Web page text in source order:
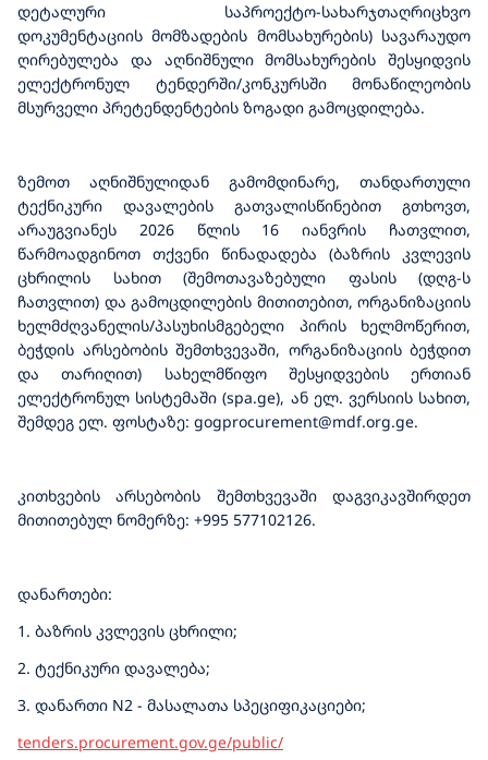
დეტალური საპროექტო-სახარჯთაღრიცხვო
დოკუმენტაციის მომზადების მომსახურების) სავარაუდო
ღირებულება და აღნიშნული მომსახურების შესყიდვის
ელექტრონულ ტენდერში/კონკურსში მონაწილეობის
მსურველი პრეტენდენტების ზოგადი გამოცდილება.
ზემოთ აღნიშნულიდან გამომდინარე, თანდართული
ტექნიკური დავალების გათვალისწინებით გთხოვთ,
არაუგვიანეს 2026 წლის 16 იანვრის ჩათვლით,
წარმოადგინოთ თქვენი წინადადება (ბაზრის კვლევის
ცხრილის სახით (შემოთავაზებული ფასის (დღგ-ს
ჩათვლით) და გამოცდილების მითითებით, ორგანიზაციის
ხელმძღვანელის/პასუხისმგებელი პირის ხელმოწერით,
ბეჭდის არსებობის შემთხვევაში, ორგანიზაციის ბეჭდით
და თარიღით) სახელმწიფო შესყიდვების ერთიან
ელექტრონულ სისტემაში (spa.ge), ან ელ. ვერსიის სახით,
შემდეგ ელ. ფოსტაზე: gogprocurement@mdf.org.ge.
კითხვების არსებობის შემთხვევაში დაგვიკავშირდეთ
მითითებულ ნომერზე: +995 577102126.
დანართები:
1. ბაზრის კვლევის ცხრილი;
2. ტექნიკური დავალება;
3. დანართი N2 - მასალათა სპეციფიკაციები;
tenders.procurement.gov.ge/public/